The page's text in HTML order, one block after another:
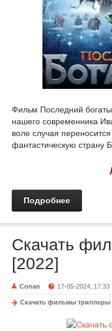
Фильм Последний
нашего современника
воле случая
фантастическую страну
Подробнее
Скачать
[2022]
Conan 17-05-2024, 17:33
Скачать фильмы триллеры